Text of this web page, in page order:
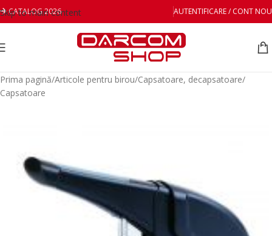
Skip to main content
CATALOG 2026 AUTENTIFICARE / CONT NOU
Prima pagină/Articole pentru birou/Capsatoare, decapsatoare/
Capsatoare